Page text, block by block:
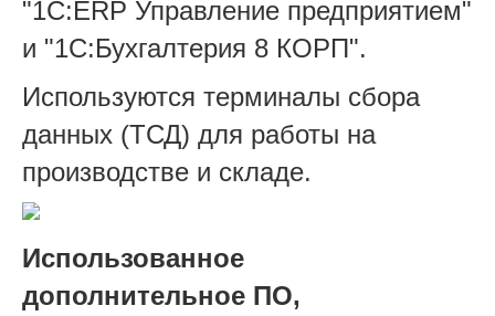
"1С:ERP Управление предприятием"
и "1С:Бухгалтерия 8 КОРП".
Используются терминалы сбора
данных (ТСД) для работы на
производстве и складе.
Использованное
дополнительное ПО,